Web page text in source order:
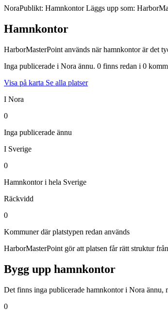
NoraPublikt: HamnkontorLäggs upp som:
Hamnkontor
HarborMasterPoint används när hamnkontor är det
Inga publicerade i Nora ännu. 0 finns redan i 0
Visa på karta Se alla platser
I Nora
0
Inga publicerade ännu
I Sverige
0
Hamnkontor i hela Sverige
Räckvidd
0
Kommuner där platstypen redan används
HarborMasterPoint gör att platsen får rätt struktur
Bygg upp hamnkontor
Det finns inga publicerade hamnkontor i Nora ännu,
0